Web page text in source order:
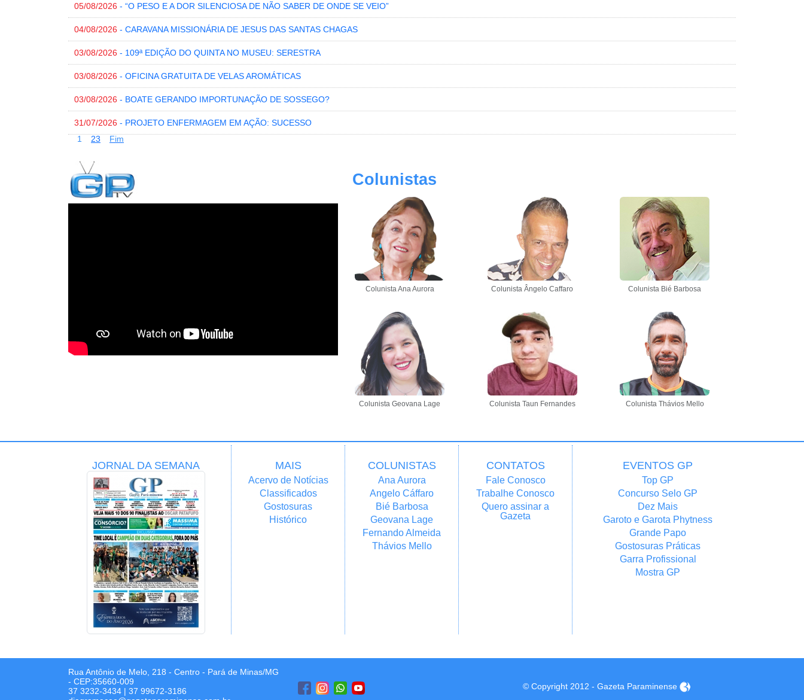
05/08/2026 - “O PESO E A DOR SILENCIOSA DE NÃO SABER DE ONDE SE VEIO”
04/08/2026 - CARAVANA MISSIONÁRIA DE JESUS DAS SANTAS CHAGAS
03/08/2026 - 109ª EDIÇÃO DO QUINTA NO MUSEU: SERESTRA
03/08/2026 - OFICINA GRATUITA DE VELAS AROMÁTICAS
03/08/2026 - BOATE GERANDO IMPORTUNAÇÃO DE SOSSEGO?
31/07/2026 - PROJETO ENFERMAGEM EM AÇÃO: SUCESSO
1
23 Fim
Colunistas
Colunista Ana Aurora Colunista Ângelo Caffaro Colunista Bié Barbosa
Colunista Geovana Lage Colunista Taun Fernandes Colunista Thávios Mello
JORNAL DA SEMANA MAIS
Acervo de Notícias
Classificados
Gostosuras
Histórico
COLUNISTAS
Ana Aurora
Angelo Cáffaro
Bié Barbosa
Geovana Lage
Fernando Almeida
Thávios Mello
CONTATOS
Fale Conosco
Trabalhe Conosco
Quero assinar a
Gazeta
EVENTOS GP
Top GP
Concurso Selo GP
Dez Mais
Garoto e Garota Phytness
Grande Papo
Gostosuras Práticas
Garra Profissional
Mostra GP
Rua Antônio de Melo, 218 - Centro - Pará de Minas/MG
- CEP:35660-009
37 3232-3434 | 37 99672-3186
© Copyright 2012 - Gazeta Paraminense